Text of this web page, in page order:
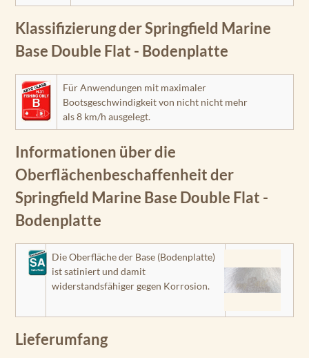
Klassifizierung der Springfield Marine
Base Double Flat - Bodenplatte
Für Anwendungen mit maximaler
Bootsgeschwindigkeit von nicht nicht mehr
als 8 km/h ausgelegt.
Informationen über die
Oberflächenbeschaffenheit der
Springfield Marine Base Double Flat -
Bodenplatte
Die Oberfläche der Base (Bodenplatte)
ist satiniert und damit
widerstandsfähiger gegen Korrosion.
Lieferumfang